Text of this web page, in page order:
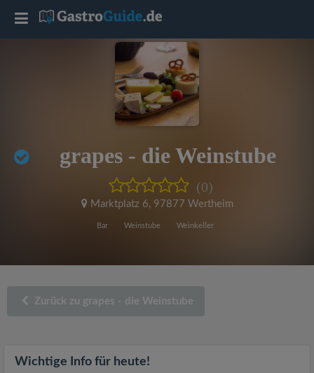
grapes - die Weinstube
(0)
Marktplatz 6, 97877 Wertheim
Bar Weinstube Weinkeller
Zurück zu grapes - die Weinstube
Wichtige Info für heute!
T